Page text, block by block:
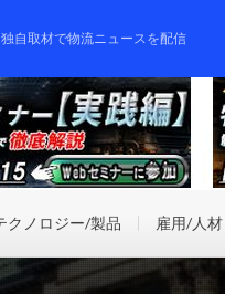
自取材で物流ニュースを配信
クノロジー/製品 雇用/人材